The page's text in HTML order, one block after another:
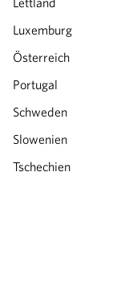
Luxemburg
Österreich
Portugal
Schweden
Slowenien
Tschechien